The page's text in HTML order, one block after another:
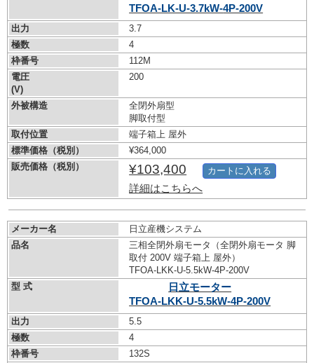
TFOA-LK-U-3.7kW-4P-200V
出力
3.7
極数
4
枠番号
112M
電圧
(V)
200
外被構造
全閉外扇型
脚取付型
取付位置
端子箱上 屋外
標準価格（税別）
¥364,000
販売価格（税別）
¥103,400
詳細はこちらへ
カートに入れる
メーカー名
日立産機システム
品名
三相全閉外扇モータ（全閉外扇モータ 脚
取付 200V 端子箱上 屋外）
TFOA-LKK-U-5.5kW-4P-200V
型 式
日立モーター
TFOA-LKK-U-5.5kW-4P-200V
出力
5.5
極数
4
枠番号
132S